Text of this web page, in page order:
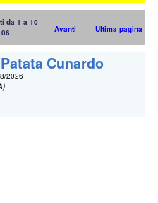
da 1 a 10
Avanti Ultima pagina
Cunardo
2026